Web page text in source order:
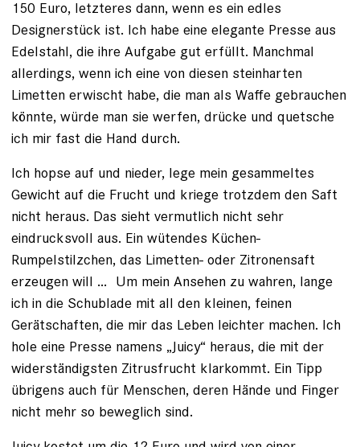
150 Euro, letzteres dann, wenn es ein edles
Designerstück ist. Ich habe eine elegante Presse aus
Edelstahl, die ihre Aufgabe gut erfüllt. Manchmal
allerdings, wenn ich eine von diesen steinharten
Limetten erwischt habe, die man als Waffe gebrauchen
könnte, würde man sie werfen, drücke und quetsche
ich mir fast die Hand durch.
Ich hopse auf und nieder, lege mein gesammeltes
Gewicht auf die Frucht und kriege trotzdem den Saft
nicht heraus. Das sieht vermutlich nicht sehr
eindrucksvoll aus. Ein wütendes Küchen-
Rumpelstilzchen, das Limetten- oder Zitronensaft
erzeugen will … Um mein Ansehen zu wahren, lange
ich in die Schublade mit all den kleinen, feinen
Gerätschaften, die mir das Leben leichter machen. Ich
hole eine Presse namens „Juicy“ heraus, die mit der
widerständigsten Zitrusfrucht klarkommt. Ein Tipp
übrigens auch für Menschen, deren Hände und Finger
nicht mehr so beweglich sind.